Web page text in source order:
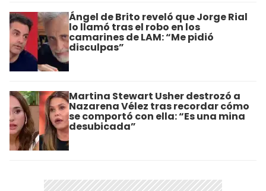
Ángel de Brito reveló que Jorge Rial
lo llamó tras el robo en los
camarines de LAM: “Me pidió
disculpas”
Martina Stewart Usher destrozó a
Nazarena Vélez tras recordar cómo
se comportó con ella: “Es una mina
desubicada”